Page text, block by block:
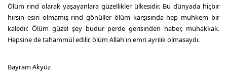
Ölüm rind olarak yaşayanlara güzellikler ülkesidir. Bu dünyada hiçbir
hırsın esiri olmamış rind gönüller ölüm karşısında hep muhkem bir
kaledir. Ölüm güzel şey budur perde gerisinden haber, muhakkak.
Hepsine de tahammül edilir, ölüm Allah'ın emri ayrılık olmasaydı.
Bayram Akyüz